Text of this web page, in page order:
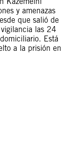
y amenazas
que salió de
las 24
Está
a la prisión en